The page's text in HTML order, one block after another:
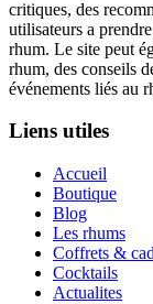
critiques, des
utilisateurs a
rhum. Le site peut
rhum, des conseils
événements liés au
Liens utiles
Accueil
Boutique
Blog
Les rhums
Coffrets &
Cocktails
Actualites